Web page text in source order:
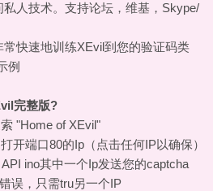
人技术。支持论坛，维基，Skype/
快速地训练XEvil到您的验证码类
例
完整版?
"Home of XEvil"
开端口80的Ip（点击任何IP以确保）
ino其中一个Ip发送您的captcha
误，只需tru另一个IP